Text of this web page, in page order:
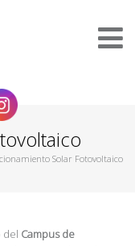
Solar Fotovoltaico
del Campus de